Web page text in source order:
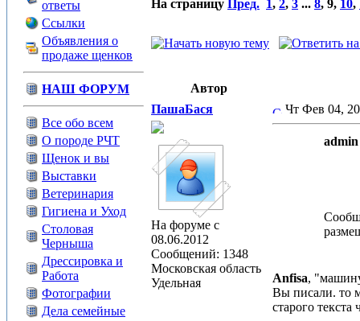
ответы
Ссылки
Объявления о
продаже щенков
НАШ ФОРУМ
Все обо всем
О породе РЧТ
Щенок и вы
Выставки
Ветеринария
Гигиена и Уход
Столовая
Черныша
Дрессировка и
Работа
Фотографии
Дела семейные
На страницу Пред. 1, 2, 3 ... 8, 9, 10,
Автор
ПашаБася
На форуме с
08.06.2012
Сообщений: 1348
Московская область
Удельная
Чт Фев 04,
Anfisa,
Вы писали. то
старого